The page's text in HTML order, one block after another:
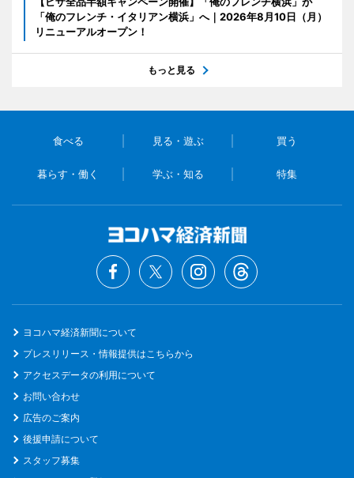
「俺のフレンチ・イタリアン横浜」へ｜2026年8月10日（月）
リニューアルオープン！
もっと見る
食べる 見る・遊ぶ 買う
暮らす・働く 学ぶ・知る 特集
ヨコハマ経済新聞について
プレスリリース・情報提供はこちらから
アクセスデータの利用について
お問い合わせ
広告のご案内
後援申請について
スタッフ募集